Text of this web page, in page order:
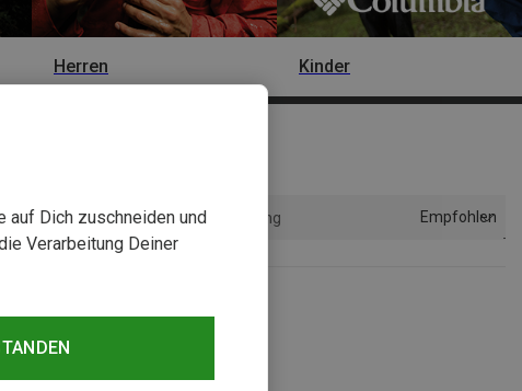
Herren Kinder
Sortierung Empfohlen
auf Dich zuschneiden und
Verarbeitung Deiner